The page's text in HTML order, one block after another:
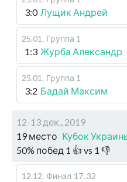
3:0 Лущик Андрей
25.01 . Группа 1
1:3 Журба Александр
25.01 . Группа 1
3:2 Бадай Максим
12-13 дек., 2019
19 место Кубок
50% побед 1 👍 vs 1 👎
12.12. Финал 17..32